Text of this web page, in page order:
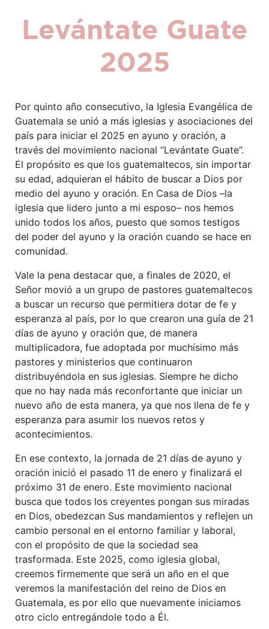
Levántate Guate
2025
Por quinto año consecutivo, la Iglesia Evangélica de
Guatemala se unió a más iglesias y asociaciones del
país para iniciar el 2025 en ayuno y oración, a
través del movimiento nacional “Levántate Guate”.
El propósito es que los guatemaltecos, sin importar
su edad, adquieran el hábito de buscar a Dios por
medio del ayuno y oración. En Casa de Dios –la
iglesia que lidero junto a mi esposo– nos hemos
unido todos los años, puesto que somos testigos
del poder del ayuno y la oración cuando se hace en
comunidad.
Vale la pena destacar que, a finales de 2020, el
Señor movió a un grupo de pastores guatemaltecos
a buscar un recurso que permitiera dotar de fe y
esperanza al país, por lo que crearon una guía de 21
días de ayuno y oración que, de manera
multiplicadora, fue adoptada por muchísimo más
pastores y ministerios que continuaron
distribuyéndola en sus iglesias. Siempre he dicho
que no hay nada más reconfortante que iniciar un
nuevo año de esta manera, ya que nos llena de fe y
esperanza para asumir los nuevos retos y
acontecimientos.
En ese contexto, la jornada de 21 días de ayuno y
oración inició el pasado 11 de enero y finalizará el
próximo 31 de enero. Este movimiento nacional
busca que todos los creyentes pongan sus miradas
en Dios, obedezcan Sus mandamientos y reflejen un
cambio personal en el entorno familiar y laboral,
con el propósito de que la sociedad sea
trasformada. Este 2025, como iglesia global,
creemos firmemente que será un año en el que
veremos la manifestación del reino de Dios en
Guatemala, es por ello que nuevamente iniciamos
otro ciclo entregándole todo a Él.